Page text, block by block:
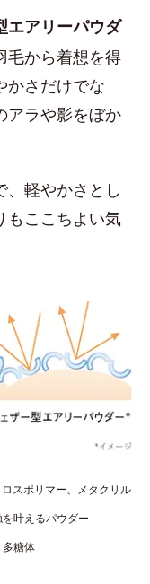
エアリーパウダ
毛から着想を得
かさだけでな
アラや影をぼか
、軽やかさとし
もここちよい気
スポリマー、メタクリル
叶えるパウダー
糖体